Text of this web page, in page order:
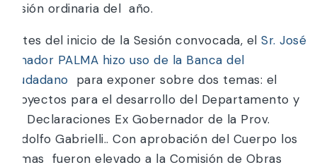
sesión ordinaria del año.
Antes del inicio de la Sesión convocada, el Sr. José
Amador PALMA hizo uso de la Banca del
Ciudadano para exponer sobre dos temas: el
Proyectos para el desarrollo del Departamento y
las Declaraciones Ex Gobernador de la Prov.
Rodolfo Gabrielli.. Con aprobación del Cuerpo los
temas fueron elevado a la Comisión de Obras